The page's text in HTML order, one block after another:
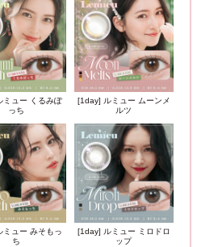
ミュー くるみぽ
っち
[1day] ルミュー ムーンメ
ルツ
ミュー みそもっ
ち
[1day] ルミュー ミロドロ
ップ